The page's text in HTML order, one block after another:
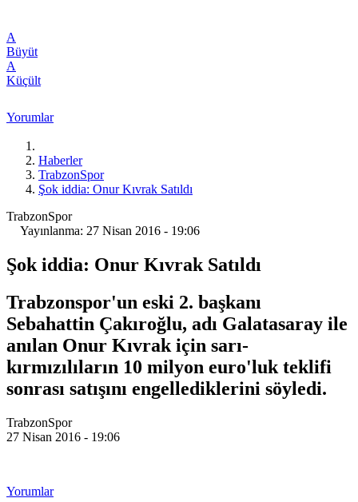
A
Büyüt
A
Küçült
Yorumlar
Haberler
TrabzonSpor
Şok iddia: Onur Kıvrak Satıldı
TrabzonSpor
Yayınlanma: 27 Nisan 2016 - 19:06
Şok iddia: Onur Kıvrak Satıldı
Trabzonspor'un eski 2. başkanı
Sebahattin Çakıroğlu, adı Galatasaray ile
anılan Onur Kıvrak için sarı-
kırmızılıların 10 milyon euro'luk teklifi
sonrası satışını engellediklerini söyledi.
TrabzonSpor
27 Nisan 2016 - 19:06
Yorumlar